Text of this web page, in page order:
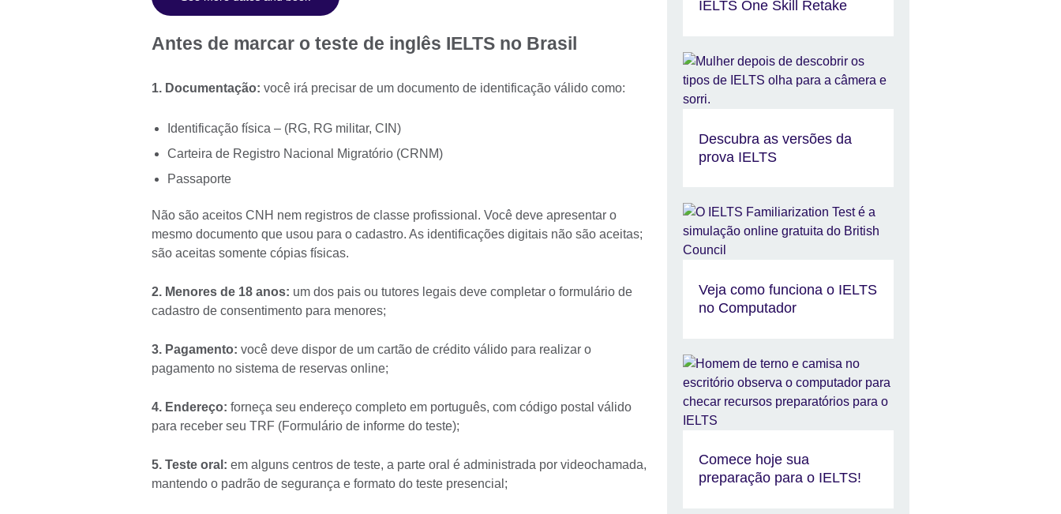
Antes de marcar o teste de inglês IELTS no Brasil
1. Documentação: você irá precisar de um documento de identificação válido como:
Identificação física – (RG, RG militar, CIN)
Carteira de Registro Nacional Migratório (CRNM)
Passaporte
Não são aceitos CNH nem registros de classe profissional. Você deve apresentar o
mesmo documento que usou para o cadastro. As identificações digitais não são aceitas;
são aceitas somente cópias físicas.
2. Menores de 18 anos: um dos pais ou tutores legais deve completar o formulário de
cadastro de consentimento para menores;
3. Pagamento: você deve dispor de um cartão de crédito válido para realizar o
pagamento no sistema de reservas online;
4. Endereço: forneça seu endereço completo em português, com código postal válido
para receber seu TRF (Formulário de informe do teste);
5. Teste oral: em alguns centros de teste, a parte oral é administrada por videochamada,
mantendo o padrão de segurança e formato do teste presencial;
IELTS One Skill Retake
Descubra as versões da
prova IELTS
Veja como funciona o IELTS
no Computador
Comece hoje sua
preparação para o IELTS!